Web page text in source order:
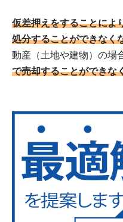
仮差押えをすることによ
処分することができなく
動産（土地や建物）の場
で売却することができな